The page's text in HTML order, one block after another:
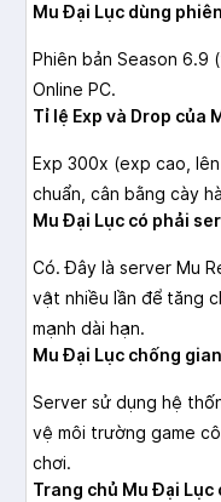
Mu Đại Lục dùng
Phiên bản Season 6.9
Online PC.
Tỉ lệ Exp và Drop của
Exp 300x (exp cao,
chuẩn, cân bằng cày
Mu Đại Lục có phải
Có. Đây là server Mu
vật nhiều lần để tăng
mạnh dài hạn.
Mu Đại Lục chống
Server sử dụng hệ
vệ môi trường game
chơi.
Trang chủ Mu Đại Lục